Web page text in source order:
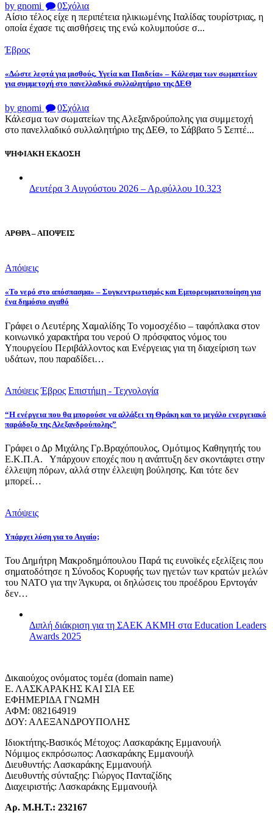
by gnomi 0Σχόλια
Αίσιο τέλος είχε η περιπέτεια ηλικιωμένης Ιταλίδας τουρίστριας, η
οποία έχασε τις αισθήσεις της ενώ κολυμπούσε σ...
Έβρος
«Δώστε λεφτά για μισθούς, Υγεία και Παιδεία» – Κάλεσμα των σωματείων
για συμμετοχή στο πανελλαδικό συλλαλητήριο της ΔΕΘ
by gnomi 0Σχόλια
Κάλεσμα των σωματείων της Αλεξανδρούπολης για συμμετοχή
στο πανελλαδικό συλλαλητήριο της ΔΕΘ, το Σάββατο 5 Σεπτέ...
ΨΗΦΙΑΚΗ ΕΚΔΟΣΗ
Δευτέρα 3 Αυγούστου 2026 – Αρ.φύλλου 10.323
ΑΡΘΡΑ – ΑΠΟΨΕΙΣ
Απόψεις
«Το νερό στο απόσπασμα» – Συγκεντρωτισμός και Εμπορευματοποίηση για
ένα δημόσιο αγαθό
Γράφει ο Λευτέρης Χαμαλίδης Το νομοσχέδιο – ταφόπλακα στον
κοινωνικό χαρακτήρα του νερού Ο πρόσφατος νόμος του
Υπουργείου Περιβάλλοντος και Ενέργειας για τη διαχείριση των
υδάτων, που παραδίδει…
Απόψεις Έβρος Επιστήμη - Τεχνολογία
“Η ενέργεια που θα μπορούσε να αλλάξει τη Θράκη και το μεγάλο ενεργειακό
παράδοξο της Αλεξανδρούπολης”
Γράφει ο Δρ Μιχάλης Γρ.Βραχόπουλος, Ομότιμος Καθηγητής του
Ε.Κ.Π.Α. Υπάρχουν εποχές που η ανάπτυξη δεν σκοντάφτει στην
έλλειψη πόρων, αλλά στην έλλειψη βούλησης. Και τότε δεν
μπορεί…
Απόψεις
Υπάρχει λύση για το Αιγαίο;
Του Δημήτρη Μακροδημόπουλου Παρά τις ευνοϊκές εξελίξεις που
σηματοδότησε η Σύνοδος Κορυφής των ηγετών των κρατών μελών
του ΝΑΤΟ για την Άγκυρα, οι δηλώσεις του προέδρου Ερντογάν
δεν…
Διπλή διάκριση για τη ΣΑΕΚ ΑΚΜΗ στα Education Leaders
Awards 2025
Δικαιούχος ονόματος τομέα (domain name)
Ε. ΛΑΣΚΑΡΑΚΗΣ ΚΑΙ ΣΙΑ ΕΕ
ΕΦΗΜΕΡΙΔΑ ΓΝΩΜΗ
ΑΦΜ: 082164919
ΔΟΥ: ΑΛΕΞΑΝΔΡΟΥΠΟΛΗΣ
Ιδιοκτήτης-Βασικός Μέτοχος: Λασκαράκης Εμμανουήλ
Νόμιμος εκπρόσωπος: Λασκαράκης Εμμανουήλ
Διευθυντής: Λασκαράκης Εμμανουήλ
Διευθυντής σύνταξης: Γιώργος Πανταζίδης
Διαχειριστής: Λασκαράκης Εμμανουήλ
Αρ. Μ.Η.Τ.: 232167